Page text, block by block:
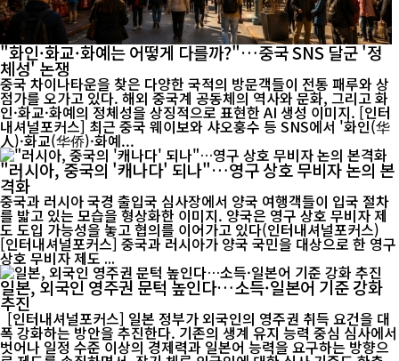
"화인·화교·화예는 어떻게 다를까?"…중국 SNS 달군 '정
체성' 논쟁
중국 차이나타운을 찾은 다양한 국적의 방문객들이 전통 패루와 상
점가를 오가고 있다. 해외 중국계 공동체의 역사와 문화, 그리고 화
인·화교·화예의 정체성을 상징적으로 표현한 AI 생성 이미지. [인터
내셔널포커스] 최근 중국 웨이보와 샤오훙수 등 SNS에서 '화인(华
人)·화교(华侨)·화예...
"러시아, 중국의 '캐나다' 되나"…영구 상호 무비자 논의 본
격화
중국과 러시아 국경 출입국 심사장에서 양국 여행객들이 입국 절차
를 밟고 있는 모습을 형상화한 이미지. 양국은 영구 상호 무비자 제
도 도입 가능성을 놓고 협의를 이어가고 있다(인터내셔널포커스)
[인터내셔널포커스] 중국과 러시아가 양국 국민을 대상으로 한 영구
상호 무비자 제도 ...
일본, 외국인 영주권 문턱 높인다…소득·일본어 기준 강화
추진
[인터내셔널포커스] 일본 정부가 외국인의 영주권 취득 요건을 대
폭 강화하는 방안을 추진한다. 기존의 생계 유지 능력 중심 심사에서
벗어나 일정 수준 이상의 경제력과 일본어 능력을 요구하는 방향으